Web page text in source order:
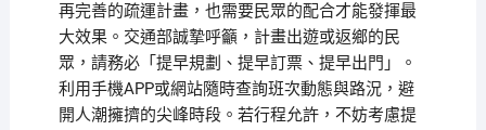
再完善的疏運計畫，也需要民眾的配合才能發揮最
大效果。交通部誠摯呼籲，計畫出遊或返鄉的民
眾，請務必「提早規劃、提早訂票、提早出門」。
利用手機APP或網站隨時查詢班次動態與路況，避
開人潮擁擠的尖峰時段。若行程允許，不妨考慮提